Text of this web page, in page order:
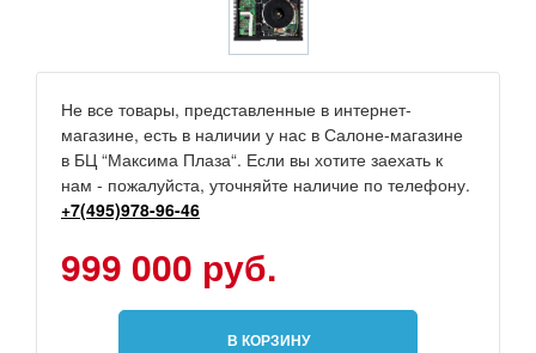
Не все товары, представленные в интернет-
магазине, есть в наличии у нас в Салоне-магазине
в БЦ “Максима Плаза“. Если вы хотите заехать к
нам - пожалуйста, уточняйте наличие по телефону.
+7(495)978-96-46
999 000 руб.
В КОРЗИНУ